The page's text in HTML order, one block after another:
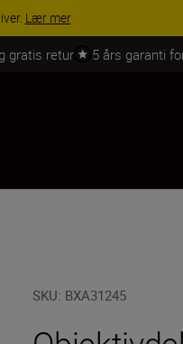
Lær mer
gratis retur 5 års garanti
SKU: BXA31245